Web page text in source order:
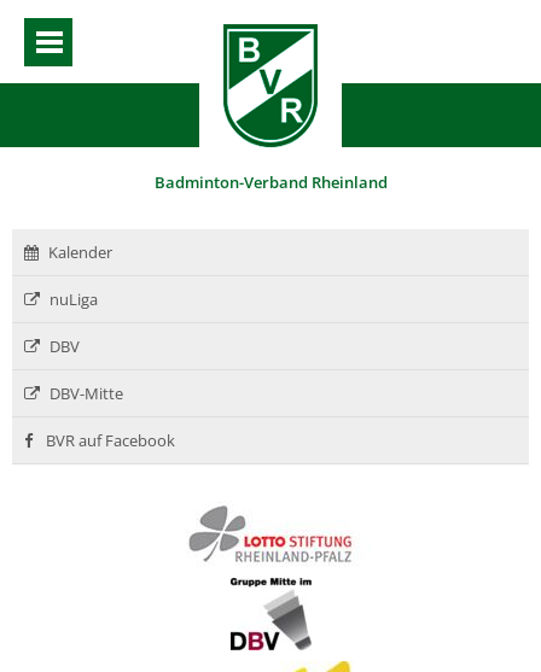
Badminton-Verband Rheinland
Kalender
nuLiga
DBV
DBV-Mitte
BVR auf Facebook